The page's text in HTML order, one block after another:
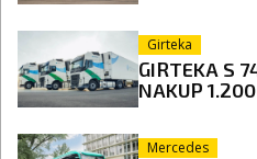
Girteka
GIRTEKA S
NAKUP
Mercedes